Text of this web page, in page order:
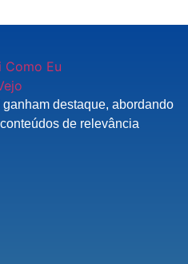
destaque, abordando
de relevância